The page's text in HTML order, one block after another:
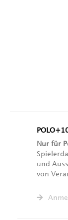
Nur für
und
von